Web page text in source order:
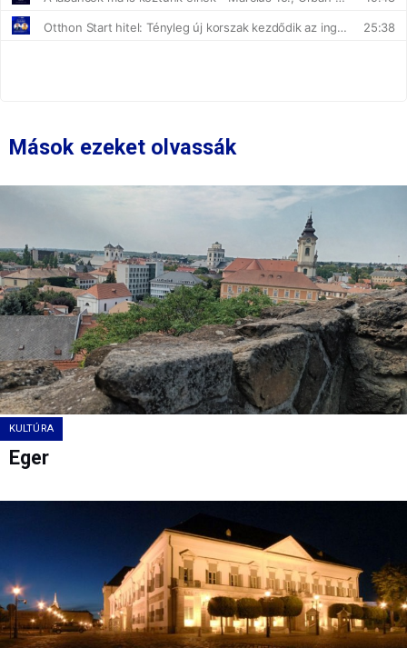
Mások ezeket olvassák
KULTÚRA
Eger